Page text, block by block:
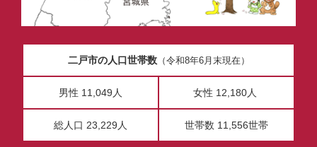
二戸市の人口世帯数（令和8年6月末現在）
男性 11,049人 女性 12,180人
総人口 23,229人 世帯数 11,556世帯